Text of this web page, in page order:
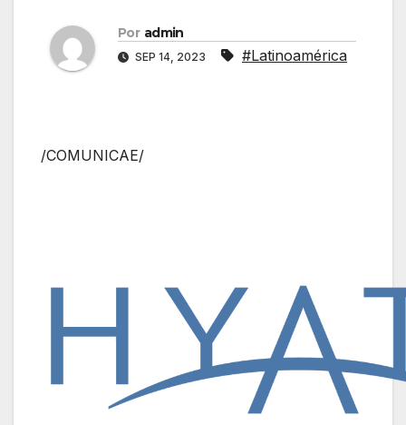
Por admin
SEP 14, 2023 #Latinoamérica
/COMUNICAE/